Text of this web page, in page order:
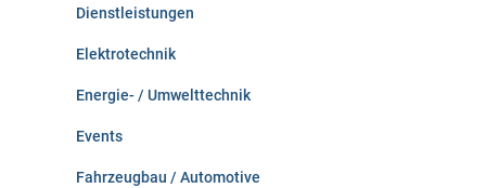
Dienstleistungen
Elektrotechnik
Energie- / Umwelttechnik
Events
Fahrzeugbau / Automotive